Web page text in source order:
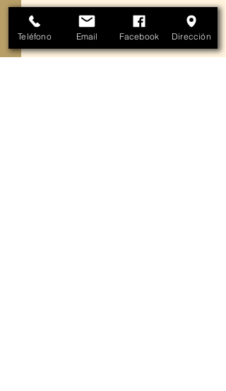
Teléfono Email Facebook Dirección